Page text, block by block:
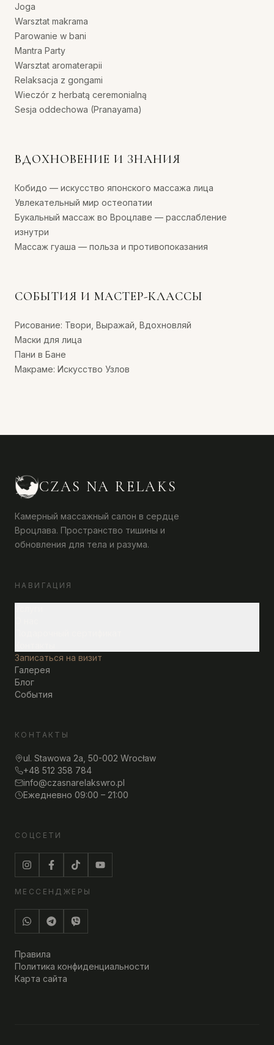
Joga
Warsztat makrama
Parowanie w bani
Mantra Party
Warsztat aromaterapii
Relaksacja z gongami
Wieczór z herbatą ceremonialną
Sesja oddechowa (Pranayama)
ВДОХНОВЕНИЕ И ЗНАНИЯ
Кобидо — искусство японского массажа лица
Увлекательный мир остеопатии
Букальный массаж во Вроцлаве — расслабление
изнутри
Массаж гуаша — польза и противопоказания
СОБЫТИЯ И МАСТЕР-КЛАССЫ
Рисование: Твори, Выражай, Вдохновляй
Маски для лица
Пани в Бане
Макраме: Искусство Узлов
CZAS NA RELAKS
Камерный массажный салон в сердце
Вроцлава. Пространство тишины и
обновления для тела и разума.
НАВИГАЦИЯ
Записаться на визит
Галерея
Блог
События
КОНТАКТЫ
ul. Stawowa 2a, 50-002 Wrocław
+48 512 358 784
info@czasnarelakswro.pl
Ежедневно 09:00 – 21:00
СОЦСЕТИ
МЕССЕНДЖЕРЫ
Правила
Политика конфиденциальности
Карта сайта